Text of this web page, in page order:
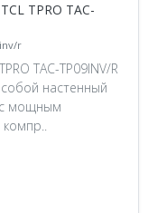
TPRO TAC-
r
TAC-TP09INV/R
настенный
мощным